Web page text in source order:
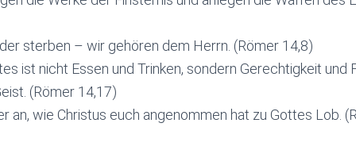
sterben – wir gehören dem Herrn. (Römer 14,8)
ist nicht Essen und Trinken, sondern Gerechtigkeit und
(Römer 14,17)
an, wie Christus euch angenommen hat zu Gottes Lob.